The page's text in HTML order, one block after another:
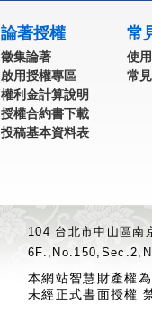
論著授權
徵集論著
啟用授權專區
權利金計算說明
授權合約書下載
投稿基本資料表
常
使
常
104 台北市中山區
本網站智慧財產權
未經正式書面授權